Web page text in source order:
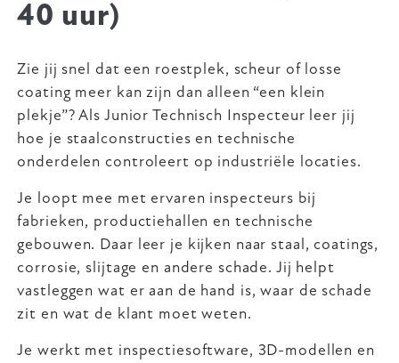
40 uur)
Zie jij snel dat een roestplek, scheur of losse
coating meer kan zijn dan alleen “een klein
plekje”? Als Junior Technisch Inspecteur leer jij
hoe je staalconstructies en technische
onderdelen controleert op industriële locaties.
Je loopt mee met ervaren inspecteurs bij
fabrieken, productiehallen en technische
gebouwen. Daar leer je kijken naar staal, coatings,
corrosie, slijtage en andere schade. Jij helpt
vastleggen wat er aan de hand is, waar de schade
zit en wat de klant moet weten.
Je werkt met inspectiesoftware, 3D-modellen en